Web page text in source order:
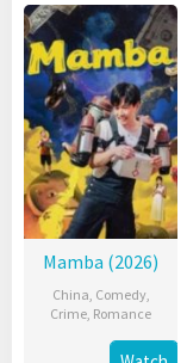
Mamba (2026)
China, Comedy,
Crime, Romance